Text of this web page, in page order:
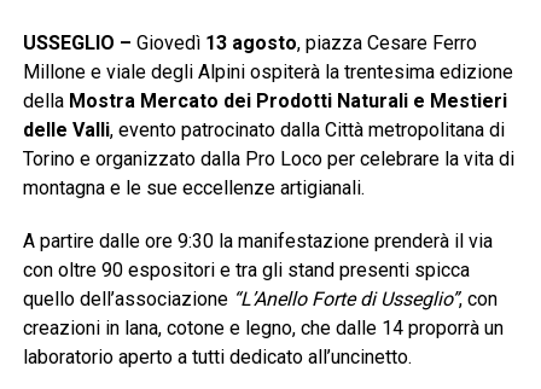
USSEGLIO – Giovedì 13 agosto, piazza Cesare Ferro
Millone e viale degli Alpini ospiterà la trentesima edizione
della Mostra Mercato dei Prodotti Naturali e Mestieri
delle Valli, evento patrocinato dalla Città metropolitana di
Torino e organizzato dalla Pro Loco per celebrare la vita di
montagna e le sue eccellenze artigianali.
A partire dalle ore 9:30 la manifestazione prenderà il via
con oltre 90 espositori e tra gli stand presenti spicca
quello dell’associazione “L’Anello Forte di Usseglio”, con
creazioni in lana, cotone e legno, che dalle 14 proporrà un
laboratorio aperto a tutti dedicato all’uncinetto.